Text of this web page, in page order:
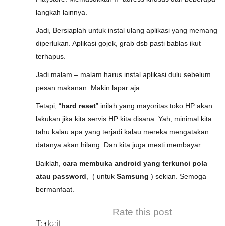
langkah lainnya.
Jadi, Bersiaplah untuk instal ulang aplikasi yang memang
diperlukan. Aplikasi gojek, grab dsb pasti bablas ikut
terhapus.
Jadi malam – malam harus instal aplikasi dulu sebelum
pesan makanan. Makin lapar aja.
Tetapi, “hard reset” inilah yang mayoritas toko HP akan
lakukan jika kita servis HP kita disana. Yah, minimal kita
tahu kalau apa yang terjadi kalau mereka mengatakan
datanya akan hilang. Dan kita juga mesti membayar.
Baiklah, cara membuka android yang terkunci pola
atau password , ( untuk Samsung ) sekian. Semoga
bermanfaat.
Rate this post
Terkait :